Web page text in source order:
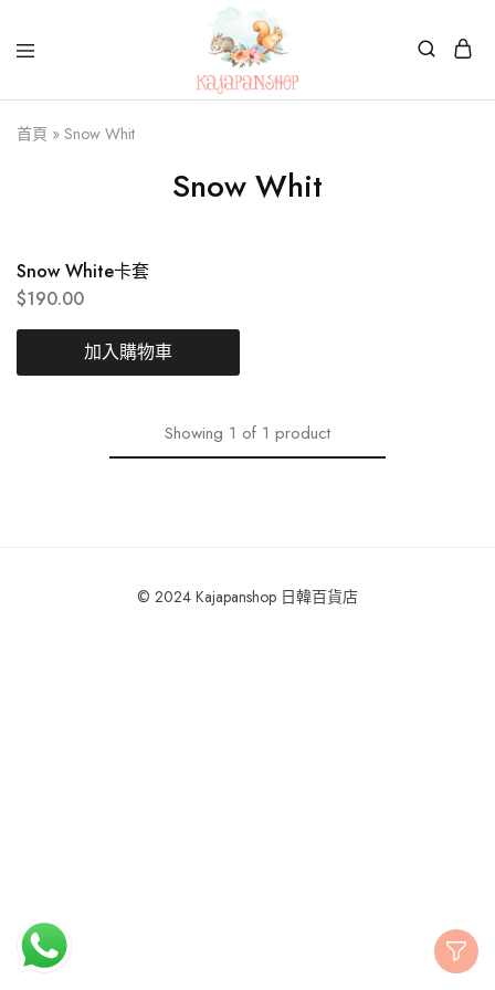
Kajapanshop
首頁 » Snow Whit
Snow Whit
Snow White卡套
$190.00
加入購物車
Showing 1 of 1 product
© 2024 Kajapanshop 日韓百貨店